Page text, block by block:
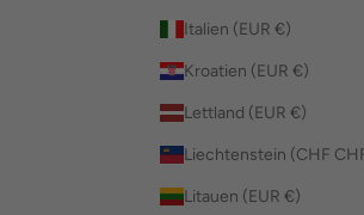
Italien (EUR €)
Kroatien (EUR €)
Lettland (EUR €)
Liechtenstein
Litauen (EUR €)